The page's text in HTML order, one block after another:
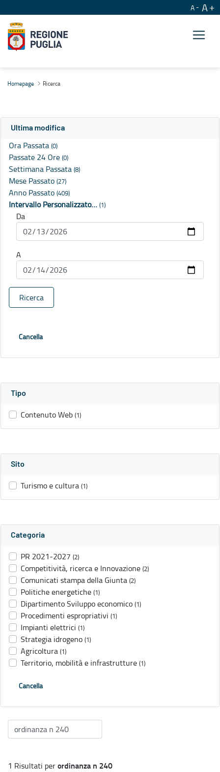
A A
Homepage Ricerca
Ultima modifica
Ora Passata (0)
Passate 24 Ore (0)
Settimana Passata (8)
Mese Passato (27)
Anno Passato (409)
Intervallo Personalizzato… (1)
Da
A
Ricerca
Cancella
Tipo
Contenuto Web (1)
Sito
Turismo e cultura (1)
Categoria
PR 2021-2027 (2)
Competitività, ricerca e Innovazione (2)
Comunicati stampa della Giunta (2)
Politiche energetiche (1)
Dipartimento Sviluppo economico (1)
Procedimenti espropriativi (1)
Impianti elettrici (1)
Strategia idrogeno (1)
Agricoltura (1)
Territorio, mobilità e infrastrutture (1)
Cancella
1 Risultati perordinanza n 240